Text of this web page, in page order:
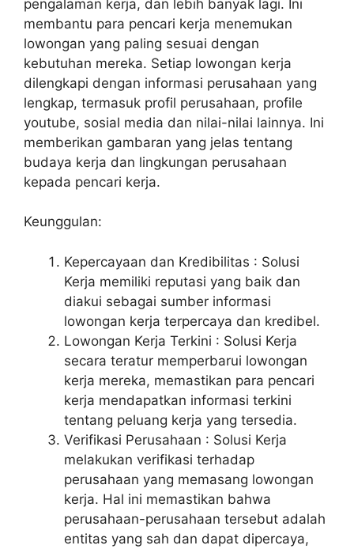
pengalaman kerja, dan lebih banyak lagi. Ini
membantu para pencari kerja menemukan
lowongan yang paling sesuai dengan
kebutuhan mereka. Setiap lowongan kerja
dilengkapi dengan informasi perusahaan yang
lengkap, termasuk profil perusahaan, profile
youtube, sosial media dan nilai-nilai lainnya. Ini
memberikan gambaran yang jelas tentang
budaya kerja dan lingkungan perusahaan
kepada pencari kerja.
Keunggulan:
Kepercayaan dan Kredibilitas : Solusi
Kerja memiliki reputasi yang baik dan
diakui sebagai sumber informasi
lowongan kerja terpercaya dan kredibel.
Lowongan Kerja Terkini : Solusi Kerja
secara teratur memperbarui lowongan
kerja mereka, memastikan para pencari
kerja mendapatkan informasi terkini
tentang peluang kerja yang tersedia.
Verifikasi Perusahaan : Solusi Kerja
melakukan verifikasi terhadap
perusahaan yang memasang lowongan
kerja. Hal ini memastikan bahwa
perusahaan-perusahaan tersebut adalah
entitas yang sah dan dapat dipercaya,